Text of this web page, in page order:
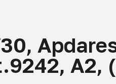
A2,